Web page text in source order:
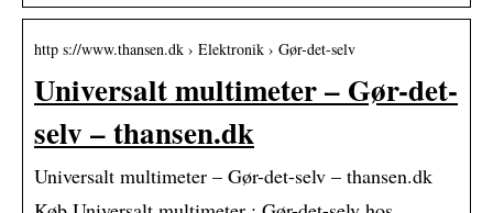
http s://www.thansen.dk › Elektronik › Gør-det-selv
Universalt multimeter – Gør-det-
selv – thansen.dk
Universalt multimeter – Gør-det-selv – thansen.dk